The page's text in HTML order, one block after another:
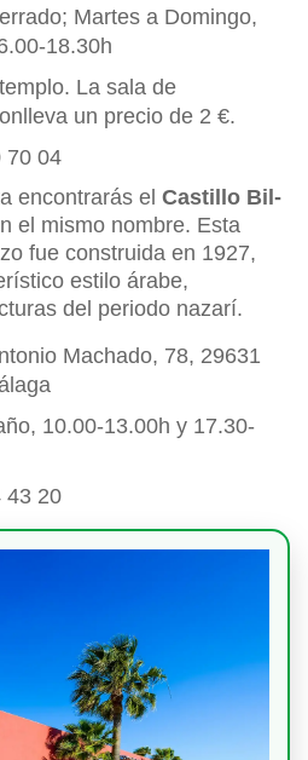
Martes a Domingo,
18.30h
La sala de
un precio de 2 €.
70 04
encontrarás el Castillo Bil-
el mismo nombre. Esta
fue construida en 1927,
estilo árabe,
del periodo nazarí.
Machado, 78, 29631
10.00-13.00h y 17.30-
43 20